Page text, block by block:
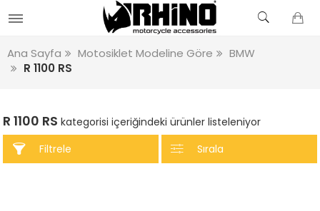
Ana Sayfa Motosiklet Modeline Göre
BMW
R 1100 RS
R 1100 RS kategorisi içeriğindeki ürünler listeleniyor
Filtrele
Sırala